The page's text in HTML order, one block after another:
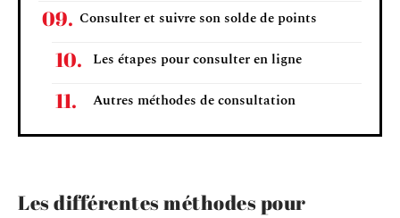
Consulter et suivre son solde de points
Les étapes pour consulter en ligne
Autres méthodes de consultation
Les différentes méthodes pour